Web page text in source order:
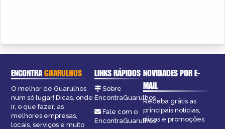
ENCONTRAGUARULHOS
O melhor de Guarulhos
num só lugar! Dicas, onde
ir, o que fazer, as
melhores empresas,
locais, serviços e muito
LINKS RÁPIDOS
Sobre
EncontraGuarulhos
Fale com o
EncontraGuarulhos
NOVIDADES POR E-
MAIL
Receba grátis as
principais notícias,
dicas e promoções